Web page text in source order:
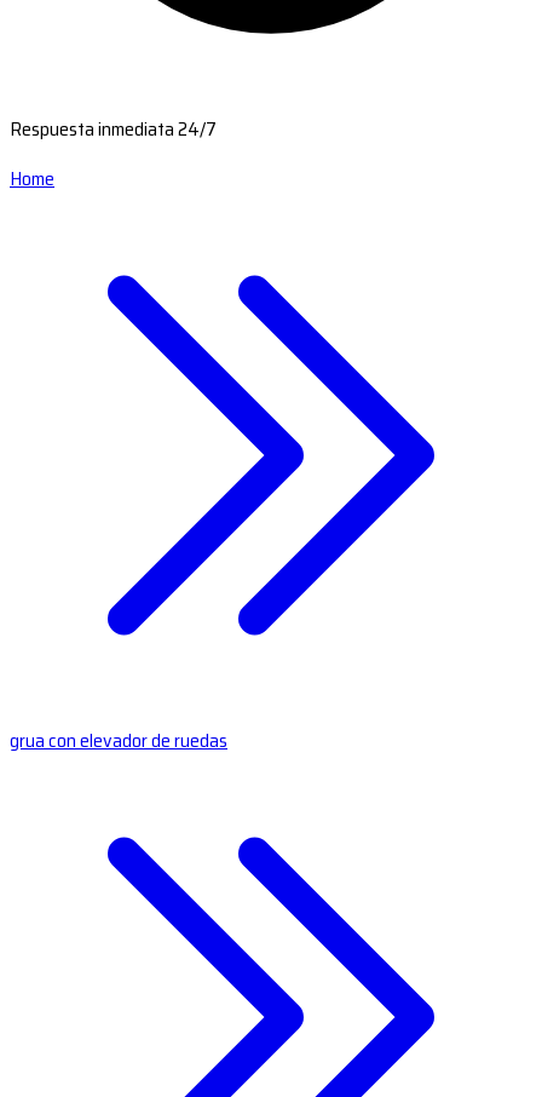
Respuesta inmediata 24/7
Home
grua con elevador de ruedas